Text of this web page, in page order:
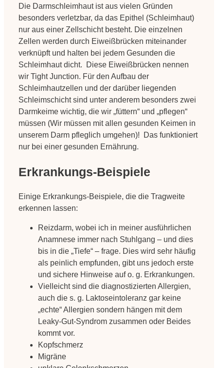
Die Darmschleimhaut ist aus vielen Gründen
besonders verletzbar, da das Epithel (Schleimhaut)
nur aus einer Zellschicht besteht. Die einzelnen
Zellen werden durch Eiweißbrücken miteinander
verknüpft und halten bei jedem Gesunden die
Schleimhaut dicht. Diese Eiweißbrücken nennen
wir Tight Junction. Für den Aufbau der
Schleimhautzellen und der darüber liegenden
Schleimschicht sind unter anderem besonders zwei
Darmkeime wichtig, die wir „füttern“ und „pflegen“
müssen (Wir müssen mit allen gesunden Keimen in
unserem Darm pfleglich umgehen)! Das funktioniert
nur bei einer gesunden Ernährung.
Erkrankungs-Beispiele
Einige Erkrankungs-Beispiele, die die Tragweite
erkennen lassen:
Reizdarm, wobei ich in meiner ausführlichen
Anamnese immer nach Stuhlgang – und dies
bis in die „Tiefe“ – frage. Dies wird sehr häufig
als peinlich empfunden, gibt uns jedoch erste
und sichere Hinweise auf o. g. Erkrankungen.
Vielleicht sind die diagnostizierten Allergien,
auch die s. g. Laktoseintoleranz gar keine
„echte“ Allergien sondern hängen mit dem
Leaky-Gut-Syndrom zusammen oder Beides
kommt vor.
Kopfschmerz
Migräne